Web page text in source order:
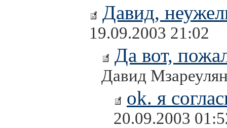
Давид,
19.09.2003 21:02
Да вот,
Давид
ok. я
20.09.2003